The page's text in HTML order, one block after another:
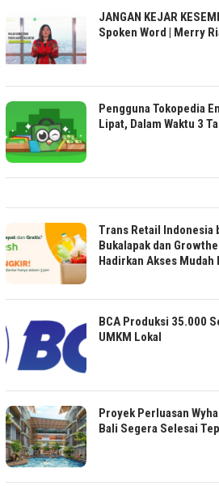
JANGAN KEJAR
Spoken Word | Merry
Pengguna Tokopedia
Lipat, Dalam Waktu 3
Trans Retail Indonesia
Bukalapak dan
Hadirkan Akses
BCA Produksi 35.000
UMKM Lokal
Proyek Perluasan
Bali Segera Selesai